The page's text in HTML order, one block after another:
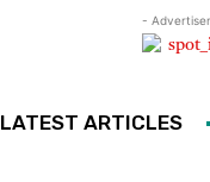
-
LATEST ARTICLES